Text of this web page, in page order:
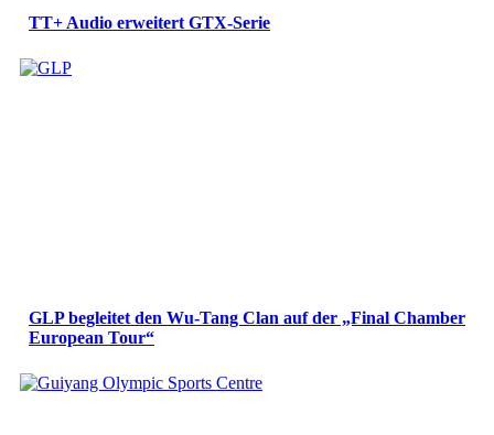
TT+ Audio erweitert GTX-Serie
GLP begleitet den Wu-Tang Clan auf der „Final Chamber
European Tour“